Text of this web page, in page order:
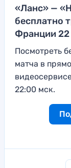
«Ланс» —
бесплатно
Франции 22
Посмотреть
матча в
22:00 мск.